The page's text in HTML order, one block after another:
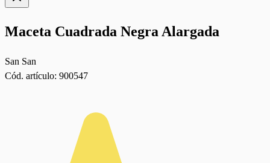
Maceta Cuadrada Negra Alargada
San San
Cód. artículo: 900547